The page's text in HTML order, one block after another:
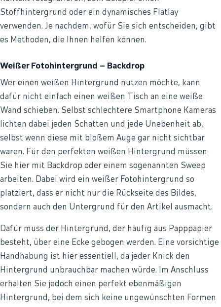
Stoffhintergrund oder ein dynamisches Flatlay
verwenden. Je nachdem, wofür Sie sich entscheiden, gibt
es Methoden, die Ihnen helfen können.
Weißer Fotohintergrund – Backdrop
Wer einen weißen Hintergrund nutzen möchte, kann
dafür nicht einfach einen weißen Tisch an eine weiße
Wand schieben. Selbst schlechtere Smartphone Kameras
lichten dabei jeden Schatten und jede Unebenheit ab,
selbst wenn diese mit bloßem Auge gar nicht sichtbar
waren. Für den perfekten weißen Hintergrund müssen
Sie hier mit Backdrop oder einem sogenannten Sweep
arbeiten. Dabei wird ein weißer Fotohintergrund so
platziert, dass er nicht nur die Rückseite des Bildes,
sondern auch den Untergrund für den Artikel ausmacht.
Dafür muss der Hintergrund, der häufig aus Papppapier
besteht, über eine Ecke gebogen werden. Eine vorsichtige
Handhabung ist hier essentiell, da jeder Knick den
Hintergrund unbrauchbar machen würde. Im Anschluss
erhalten Sie jedoch einen perfekt ebenmäßigen
Hintergrund, bei dem sich keine ungewünschten Formen